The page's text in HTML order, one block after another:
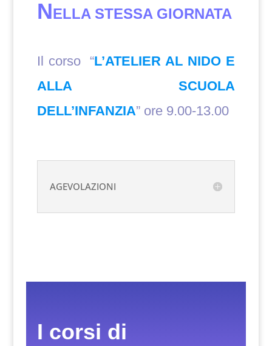
NELLA STESSA GIORNATA
Il corso “L’ATELIER AL NIDO E
ALLA SCUOLA
DELL’INFANZIA” ore 9.00-13.00
AGEVOLAZIONI
I corsi di